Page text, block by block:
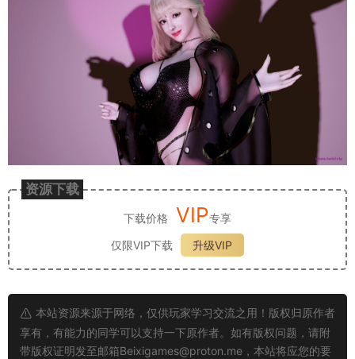
资源下载
下载价格 VIP专享
仅限VIP下载
升级VIP
本站资源来源于网络，仅供玩家学习交流之用！版权归原作者
享有，有能力的同学可以支持一下原作者。如有版权问题，请附
带版权证明发至邮箱Beixigames@proton.me ，本站将应您的要